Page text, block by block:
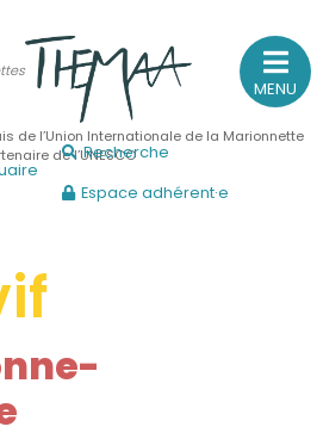
vie professionnelle)
MENU
de l’Union Internationale de la Marionnette
de l’UNESCO
Recherche
Espace adhérent·e